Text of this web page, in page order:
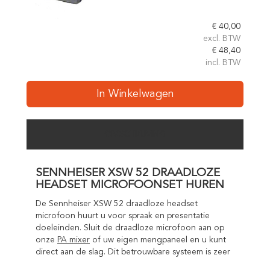
€ 40,00
excl. BTW
€ 48,40
incl. BTW
In Winkelwagen
SENNHEISER XSW 52 DRAADLOZE
HEADSET MICROFOONSET HUREN
De Sennheiser XSW 52 draadloze headset
microfoon huurt u voor spraak en presentatie
doeleinden. Sluit de draadloze microfoon aan op
onze PA mixer of uw eigen mengpaneel en u kunt
direct aan de slag. Dit betrouwbare systeem is zeer